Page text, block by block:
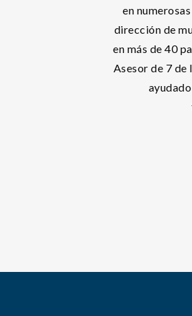
en
dirección de
en más de 40
Asesor de 7